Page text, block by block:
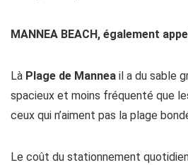
MANNEA BEACH, également
Là Plage de Mannea il a du sable
spacieux et moins fréquenté que
ceux qui n’aiment pas la plage
Le coût du stationnement